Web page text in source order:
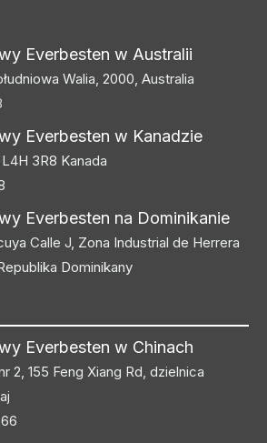
Everbesten w Australii
Walia, 2000, Australia
Everbesten w Kanadzie
3R8 Kanada
Everbesten na Dominikanie
Calle J, Zona Industrial de Herrera
Dominikany
Everbesten w Chinach
2, 155 Feng Xiang Rd, dzielnica